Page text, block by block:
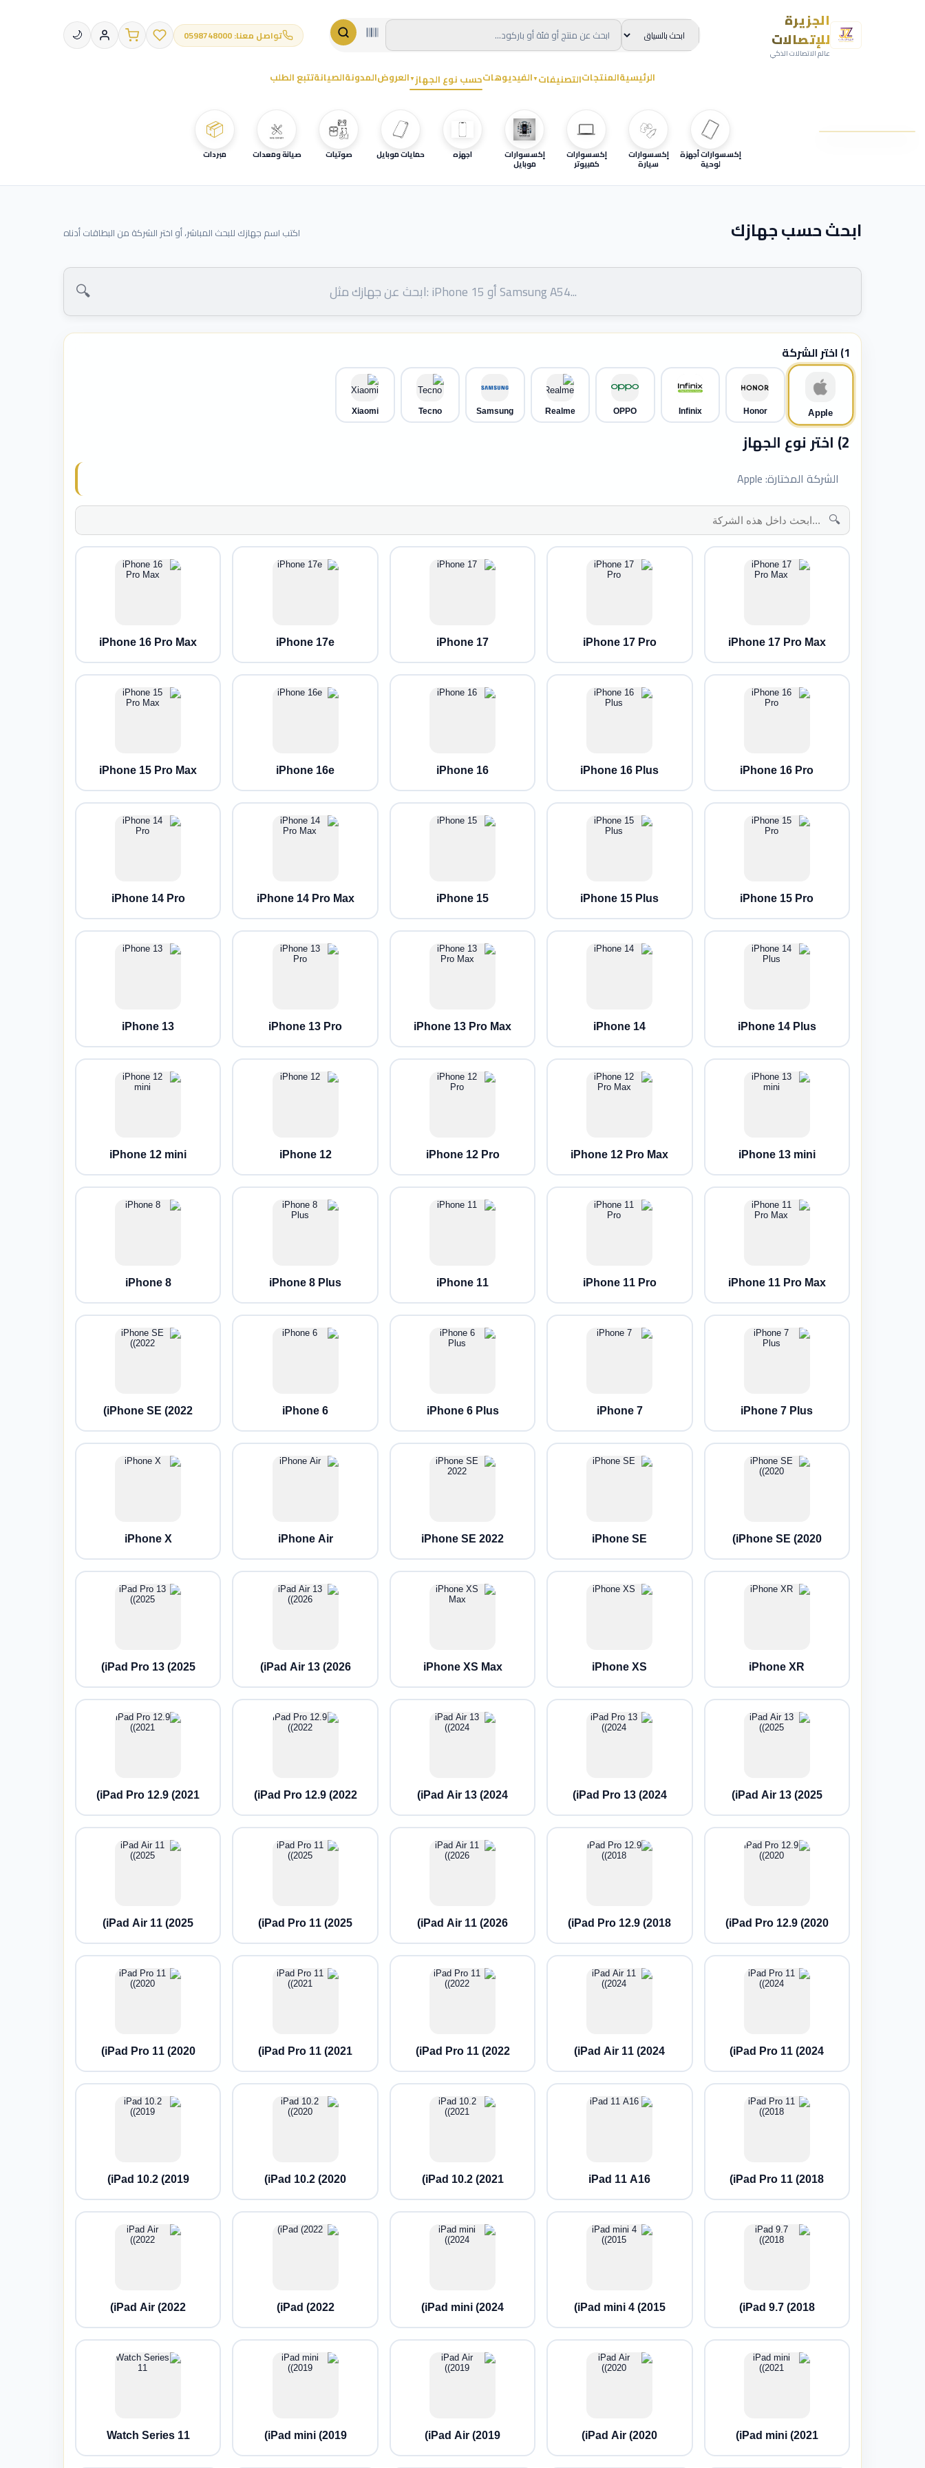
الجزيرة
للإتصالات
عالم الاتصالات الذكي
تواصل معنا: 0598748000 🌙
الرئيسيةالمنتجاتالتصنيفات ▼الفيديوهاتحسب نوع الجهاز ▼العروضالمدونةالصيانةتتبع الطلب
إكسسوارات أجهزة
لوحية
إكسسوارات
سيارة
إكسسوارات
كمبيوتر
إكسسوارات
موبايل
اجهزه حمايات موبايل صوتيات صيانة ومعدات
📦
مبردات
ابحث حسب جهازك اكتب اسم جهازك للبحث المباشر، أو اختر الشركة من البطاقات أدناه
🔍
1) اختر الشركة
Apple
Honor
Infinix
OPPO
Realme
Samsung
Tecno
Xiaomi
2) اختر نوع الجهاز
الشركة المختارة: Apple
🔍
iPhone 17 Pro Max
iPhone 17 Pro
iPhone 17
iPhone 17e
iPhone 16 Pro Max
iPhone 16 Pro
iPhone 16 Plus
iPhone 16
iPhone 16e
iPhone 15 Pro Max
iPhone 15 Pro
iPhone 15 Plus
iPhone 15
iPhone 14 Pro Max
iPhone 14 Pro
iPhone 14 Plus
iPhone 14
iPhone 13 Pro Max
iPhone 13 Pro
iPhone 13
iPhone 13 mini
iPhone 12 Pro Max
iPhone 12 Pro
iPhone 12
iPhone 12 mini
iPhone 11 Pro Max
iPhone 11 Pro
iPhone 11
iPhone 8 Plus
iPhone 8
iPhone 7 Plus
iPhone 7
iPhone 6 Plus
iPhone 6
iPhone SE (2022)
iPhone SE (2020)
iPhone SE
iPhone SE 2022
iPhone Air
iPhone X
iPhone XR
iPhone XS
iPhone XS Max
iPad Air 13 (2026)
iPad Pro 13 (2025)
iPad Air 13 (2025)
iPad Pro 13 (2024)
iPad Air 13 (2024)
iPad Pro 12.9 (2022)
iPad Pro 12.9 (2021)
iPad Pro 12.9 (2020)
iPad Pro 12.9 (2018)
iPad Air 11 (2026)
iPad Pro 11 (2025)
iPad Air 11 (2025)
iPad Pro 11 (2024)
iPad Air 11 (2024)
iPad Pro 11 (2022)
iPad Pro 11 (2021)
iPad Pro 11 (2020)
iPad Pro 11 (2018)
iPad 11 A16
iPad 10.2 (2021)
iPad 10.2 (2020)
iPad 10.2 (2019)
iPad 9.7 (2018)
iPad mini 4 (2015)
iPad mini (2024)
iPad (2022)
iPad Air (2022)
iPad mini (2021)
iPad Air (2020)
iPad Air (2019)
iPad mini (2019)
Watch Series 11